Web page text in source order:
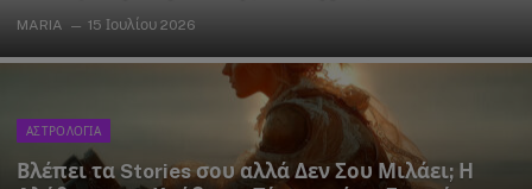
MARIA 15 Ιουλίου 2026
ΑΣΤΡΟΛΟΓΙΑ
Βλέπει τα Stories σου αλλά Δεν Σου Μιλάει; Η